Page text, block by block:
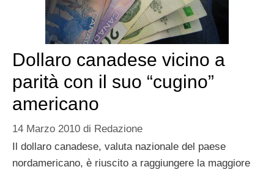
Dollaro canadese vicino a
parità con il suo “cugino”
americano
14 Marzo 2010 di Redazione
Il dollaro canadese, valuta nazionale del paese
nordamericano, è riuscito a raggiungere la maggiore